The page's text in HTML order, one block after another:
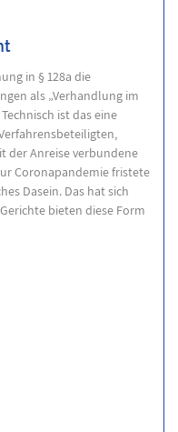
in § 128a die
als „Verhandlung im
ist das eine
der Anreise verbundene
Coronapandemie fristete
Dasein. Das hat sich
bieten diese Form